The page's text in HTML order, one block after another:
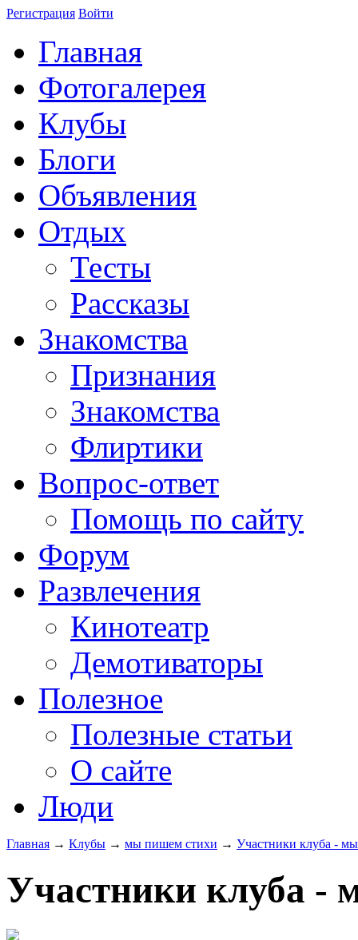
Регистрация Войти
Главная
Фотогалерея
Клубы
Блоги
Объявления
Отдых
Тесты
Рассказы
Знакомства
Признания
Знакомства
Флиртики
Вопрос-ответ
Помощь по сайту
Форум
Развлечения
Кинотеатр
Демотиваторы
Полезное
Полезные статьи
О сайте
Люди
Главная → Клубы → мы пишем стихи → Участники клуба -
Участники клуба -